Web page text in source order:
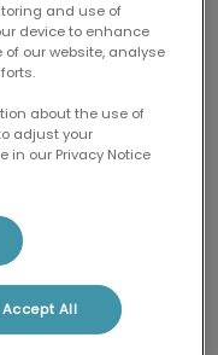
Salariée
and use of
device to enhance
our website, analyse
about the use of
adjust your
in our Privacy Notice
Accept All